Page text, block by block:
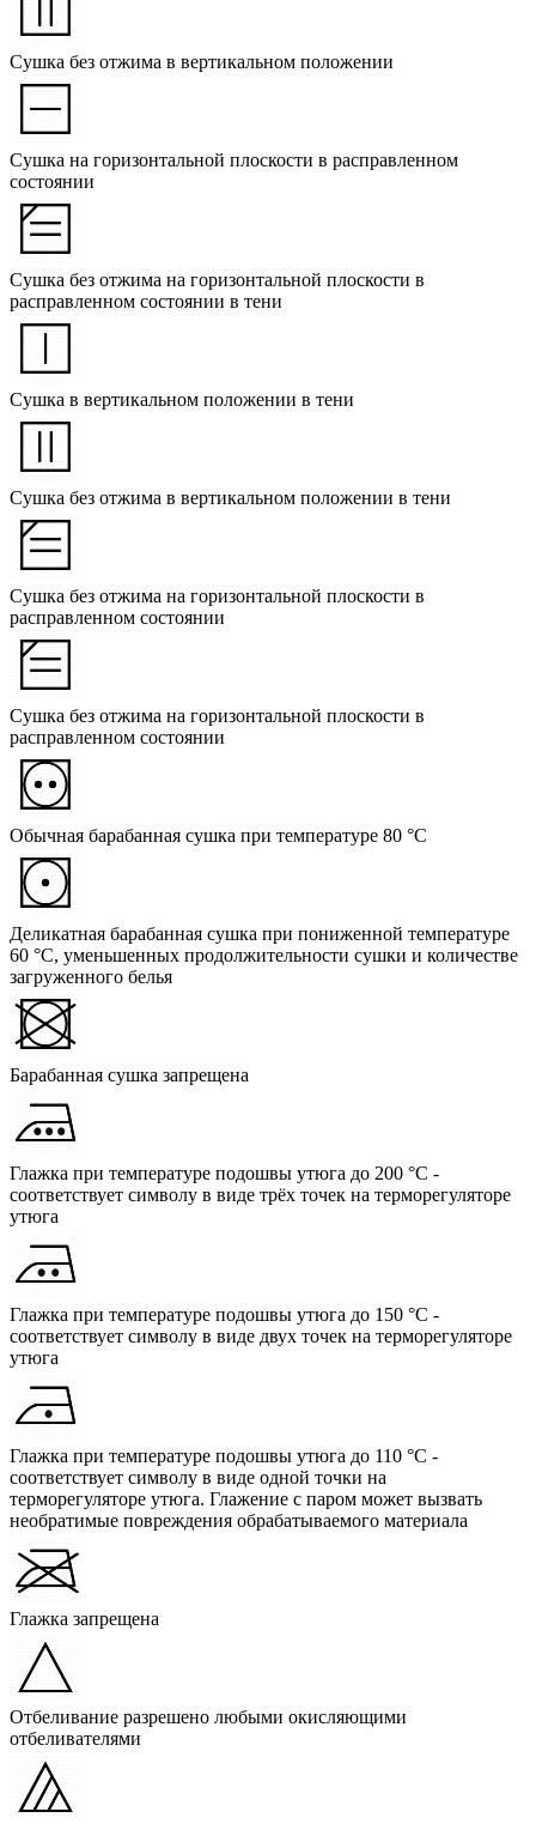
Сушка без отжима в вертикальном положении
Сушка на горизонтальной плоскости в расправленном
состоянии
Сушка без отжима на горизонтальной плоскости в
расправленном состоянии в тени
Сушка в вертикальном положении в тени
Сушка без отжима в вертикальном положении в тени
Сушка без отжима на горизонтальной плоскости в
расправленном состоянии
Сушка без отжима на горизонтальной плоскости в
расправленном состоянии
Обычная барабанная сушка при температуре 80 °C
Деликатная барабанная сушка при пониженной температуре
60 °C, уменьшенных продолжительности сушки и количестве
загруженного белья
Барабанная сушка запрещена
Глажка при температуре подошвы утюга до 200 °C -
соответствует символу в виде трёх точек на терморегуляторе
утюга
Глажка при температуре подошвы утюга до 150 °C -
соответствует символу в виде двух точек на терморегуляторе
утюга
Глажка при температуре подошвы утюга до 110 °C -
соответствует символу в виде одной точки на
терморегуляторе утюга. Глажение с паром может вызвать
необратимые повреждения обрабатываемого материала
Глажка запрещена
Отбеливание разрешено любыми окисляющими
отбеливателями